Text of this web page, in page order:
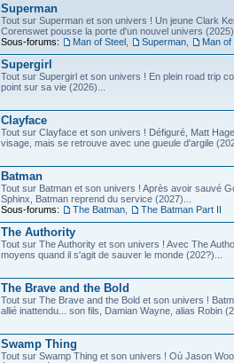
Superman
Tout sur Superman et son univers ! Un jeune Clark
Corenswet pousse la porte d'un nouvel univers
Sous-forums:
Man of Steel Superman Man of
Supergirl
Tout sur Supergirl et son univers ! En plein road trip
point sur sa vie (2026)...
Clayface
Tout sur Clayface et son univers ! Défiguré, Matt
visage, mais se retrouve avec une gueule d'argile
Batman
Tout sur Batman et son univers ! Après avoir sauvé
Sphinx, Batman reprend du service (2027)...
Sous-forums:
The Batman The Batman Part II
The Authority
Tout sur The Authority et son univers ! Avec The
moyens quand il s'agit de sauver le monde (202?)...
The Brave and the Bold
Tout sur The Brave and the Bold et son univers !
allié inattendu... son fils, Damian Wayne, alias Robin
Swamp Thing
Tout sur Swamp Thing et son univers ! Où Jason